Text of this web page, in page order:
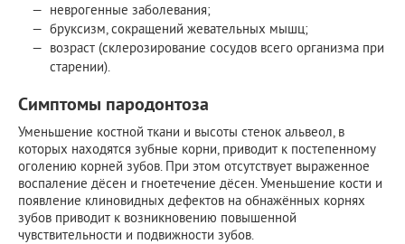
неврогенные заболевания;
бруксизм, сокращений жевательных мышц;
возраст (склерозирование сосудов всего организма при
старении).
Симптомы пародонтоза
Уменьшение костной ткани и высоты стенок альвеол, в
которых находятся зубные корни, приводит к постепенному
оголению корней зубов. При этом отсутствует выраженное
воспаление дёсен и гноетечение дёсен. Уменьшение кости и
появление клиновидных дефектов на обнажённых корнях
зубов приводит к возникновению повышенной
чувствительности и подвижности зубов.